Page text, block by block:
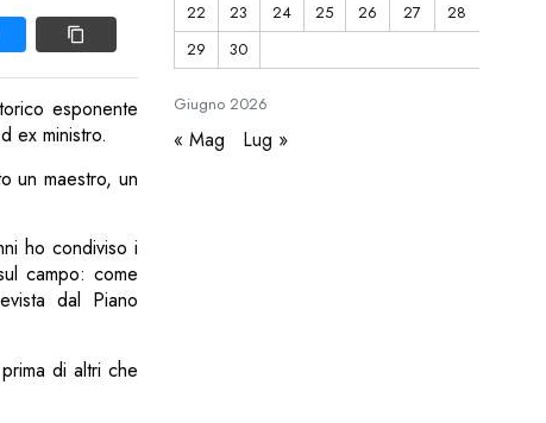
esponente
ex ministro.
un maestro, un
ho condiviso i
campo: come
dal Piano
di altri che
Giugno2026
22
23 24 25 26 27
28
29
30
« Mag Lug »